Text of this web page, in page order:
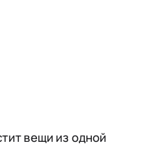
вещи из одной